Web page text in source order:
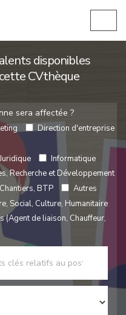
disponibles
CVthèque
sera affectée ?
Direction d'entreprise
Informatique
Recherche et Développement
BTP
Autres
Social, Culture, Humanitaire
(Agent de liaison, Chauffeur,